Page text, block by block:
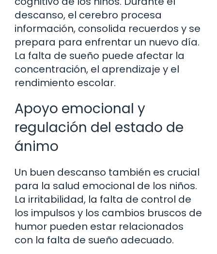
descanso, el cerebro procesa
información, consolida recuerdos y se
prepara para enfrentar un nuevo día.
La falta de sueño puede afectar la
concentración, el aprendizaje y el
rendimiento escolar.
Apoyo emocional y
regulación del estado de
ánimo
Un buen descanso también es crucial
para la salud emocional de los niños.
La irritabilidad, la falta de control de
los impulsos y los cambios bruscos de
humor pueden estar relacionados
con la falta de sueño adecuado.